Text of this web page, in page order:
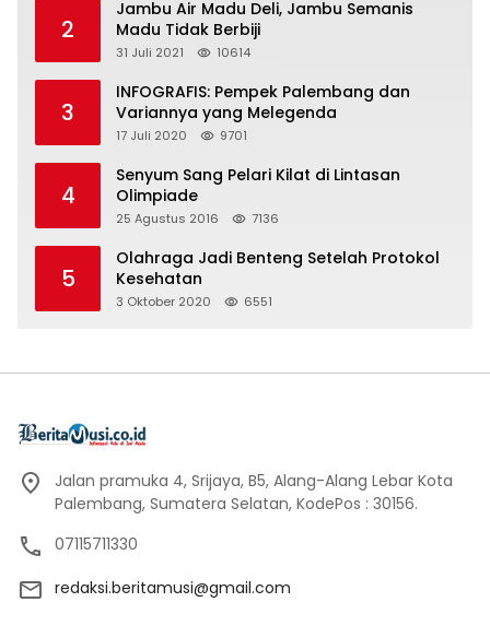
2
Jambu Air Madu Deli, Jambu Semanis
Madu Tidak Berbiji
31 Juli 2021 10614
3
INFOGRAFIS: Pempek Palembang dan
Variannya yang Melegenda
17 Juli 2020 9701
4
Senyum Sang Pelari Kilat di Lintasan
Olimpiade
25 Agustus 2016 7136
5
Olahraga Jadi Benteng Setelah Protokol
Kesehatan
3 Oktober 2020 6551
Jalan pramuka 4, Srijaya, B5, Alang-Alang Lebar Kota
Palembang, Sumatera Selatan, KodePos : 30156.
07115711330
redaksi.beritamusi@gmail.com